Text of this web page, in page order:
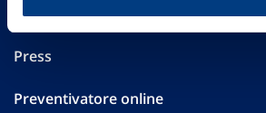
Performances
Press
Preventivatore online